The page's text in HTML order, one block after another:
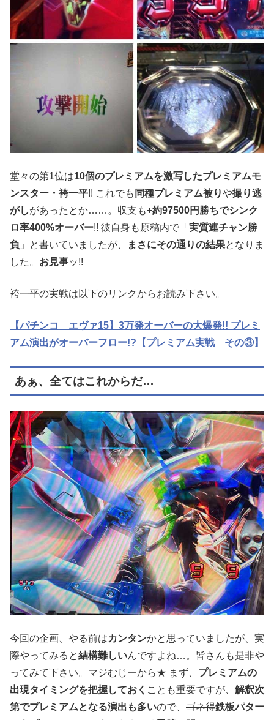
堂々の第1位は10個のプレミアムを激写したプレミアムモ
ンスター・袴一平!! これでも 同種プレミアム被りや撮り逃
がしがあったとか……。収支も+約97500円勝ちでシンク
ロ率400%オーバー!! 彼自身も原稿内で「 実質連チャン勝
負 」と書いていましたが、 まさにその通りの結果となりま
した。 お見事ッ!!
袴一平の実戦は以下のリンクからお読み下さい。
【パチンコ エヴァ15】3万発オーバーの大爆発!! プレミ
アム演出がオーバーフロー!?【プレミアム実戦 その③】
あぁ、全てはこれからだ…
今回の企画、やる前はカンタンかと思っていましたが、実
際やってみると結構難しいんですよね…。皆さんも是非や
ってみて下さい。マジむじーから★ まず、 プレミアムの
出現タイミングを把握しておく ことも重要ですが、 解釈次
第でプレミアムとなる演出も多いので、 ゴネ得鉄板パター